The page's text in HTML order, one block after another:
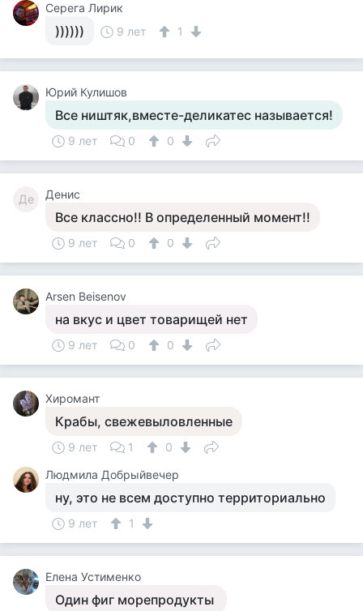
Серега Лирик
)))))) 9 лет 1
Юрий Кулишов
Все ништяк,вместе-деликатес называется!
9 лет 0 0
Де Денис
Все классно!! В определенный момент!!
9 лет 0 0
Arsen Beisenov
на вкус и цвет товарищей нет
9 лет 0 0
Хиромант
Крабы, свежевыловленные
9 лет 1
0
Людмила Добрыйвечер
ну, это не всем доступно территориально
9 лет 1
Елена Устименко
Один фиг морепродукты